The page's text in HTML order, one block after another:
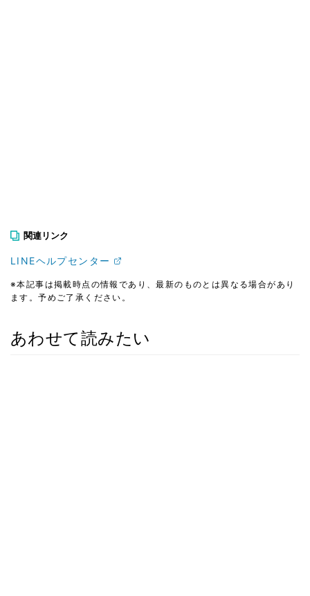
関連リンク
LINEヘルプセンター
※本記事は掲載時点の情報であり、最新のものとは異なる場合があり
ます。予めご了承ください。
あわせて読みたい